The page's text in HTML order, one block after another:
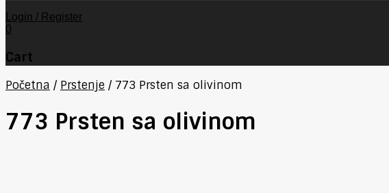
Login / Register
0
Cart
Početna / Prstenje / 773 Prsten sa olivinom
773 Prsten sa olivinom